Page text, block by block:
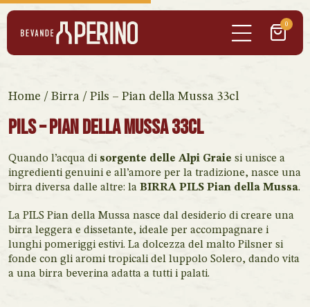
0
Home / Birra / Pils – Pian della Mussa 33cl
Pils – Pian della Mussa 33cl
Quando l’acqua di sorgente delle Alpi Graie si unisce a
ingredienti genuini e all’amore per la tradizione, nasce una
birra diversa dalle altre: la BIRRA PILS Pian della Mussa.
La PILS Pian della Mussa nasce dal desiderio di creare una
birra leggera e dissetante, ideale per accompagnare i
lunghi pomeriggi estivi. La dolcezza del malto Pilsner si
fonde con gli aromi tropicali del luppolo Solero, dando vita
a una birra beverina adatta a tutti i palati.